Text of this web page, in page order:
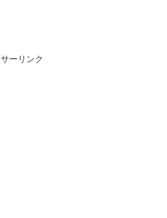
ーリンク